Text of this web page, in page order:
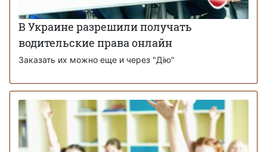
В Украине разрешили получать
водительские права онлайн
Заказать их можно еще и через "Дію"